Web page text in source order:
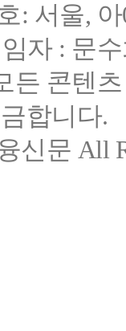
: 서울,
자 : 문
든 콘텐
합니다.
문 All